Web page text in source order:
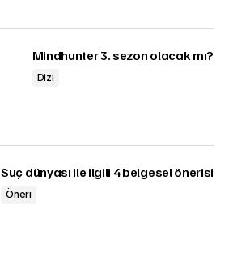
Mindhunter 3. sezon olacak mı?
Dizi
Suç dünyası ile ilgili 4 belgesel önerisi
Öneri